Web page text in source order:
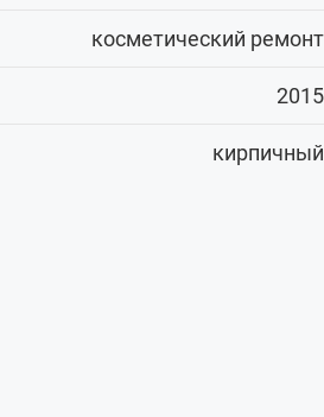
косметический ремонт
2015
кирпичный